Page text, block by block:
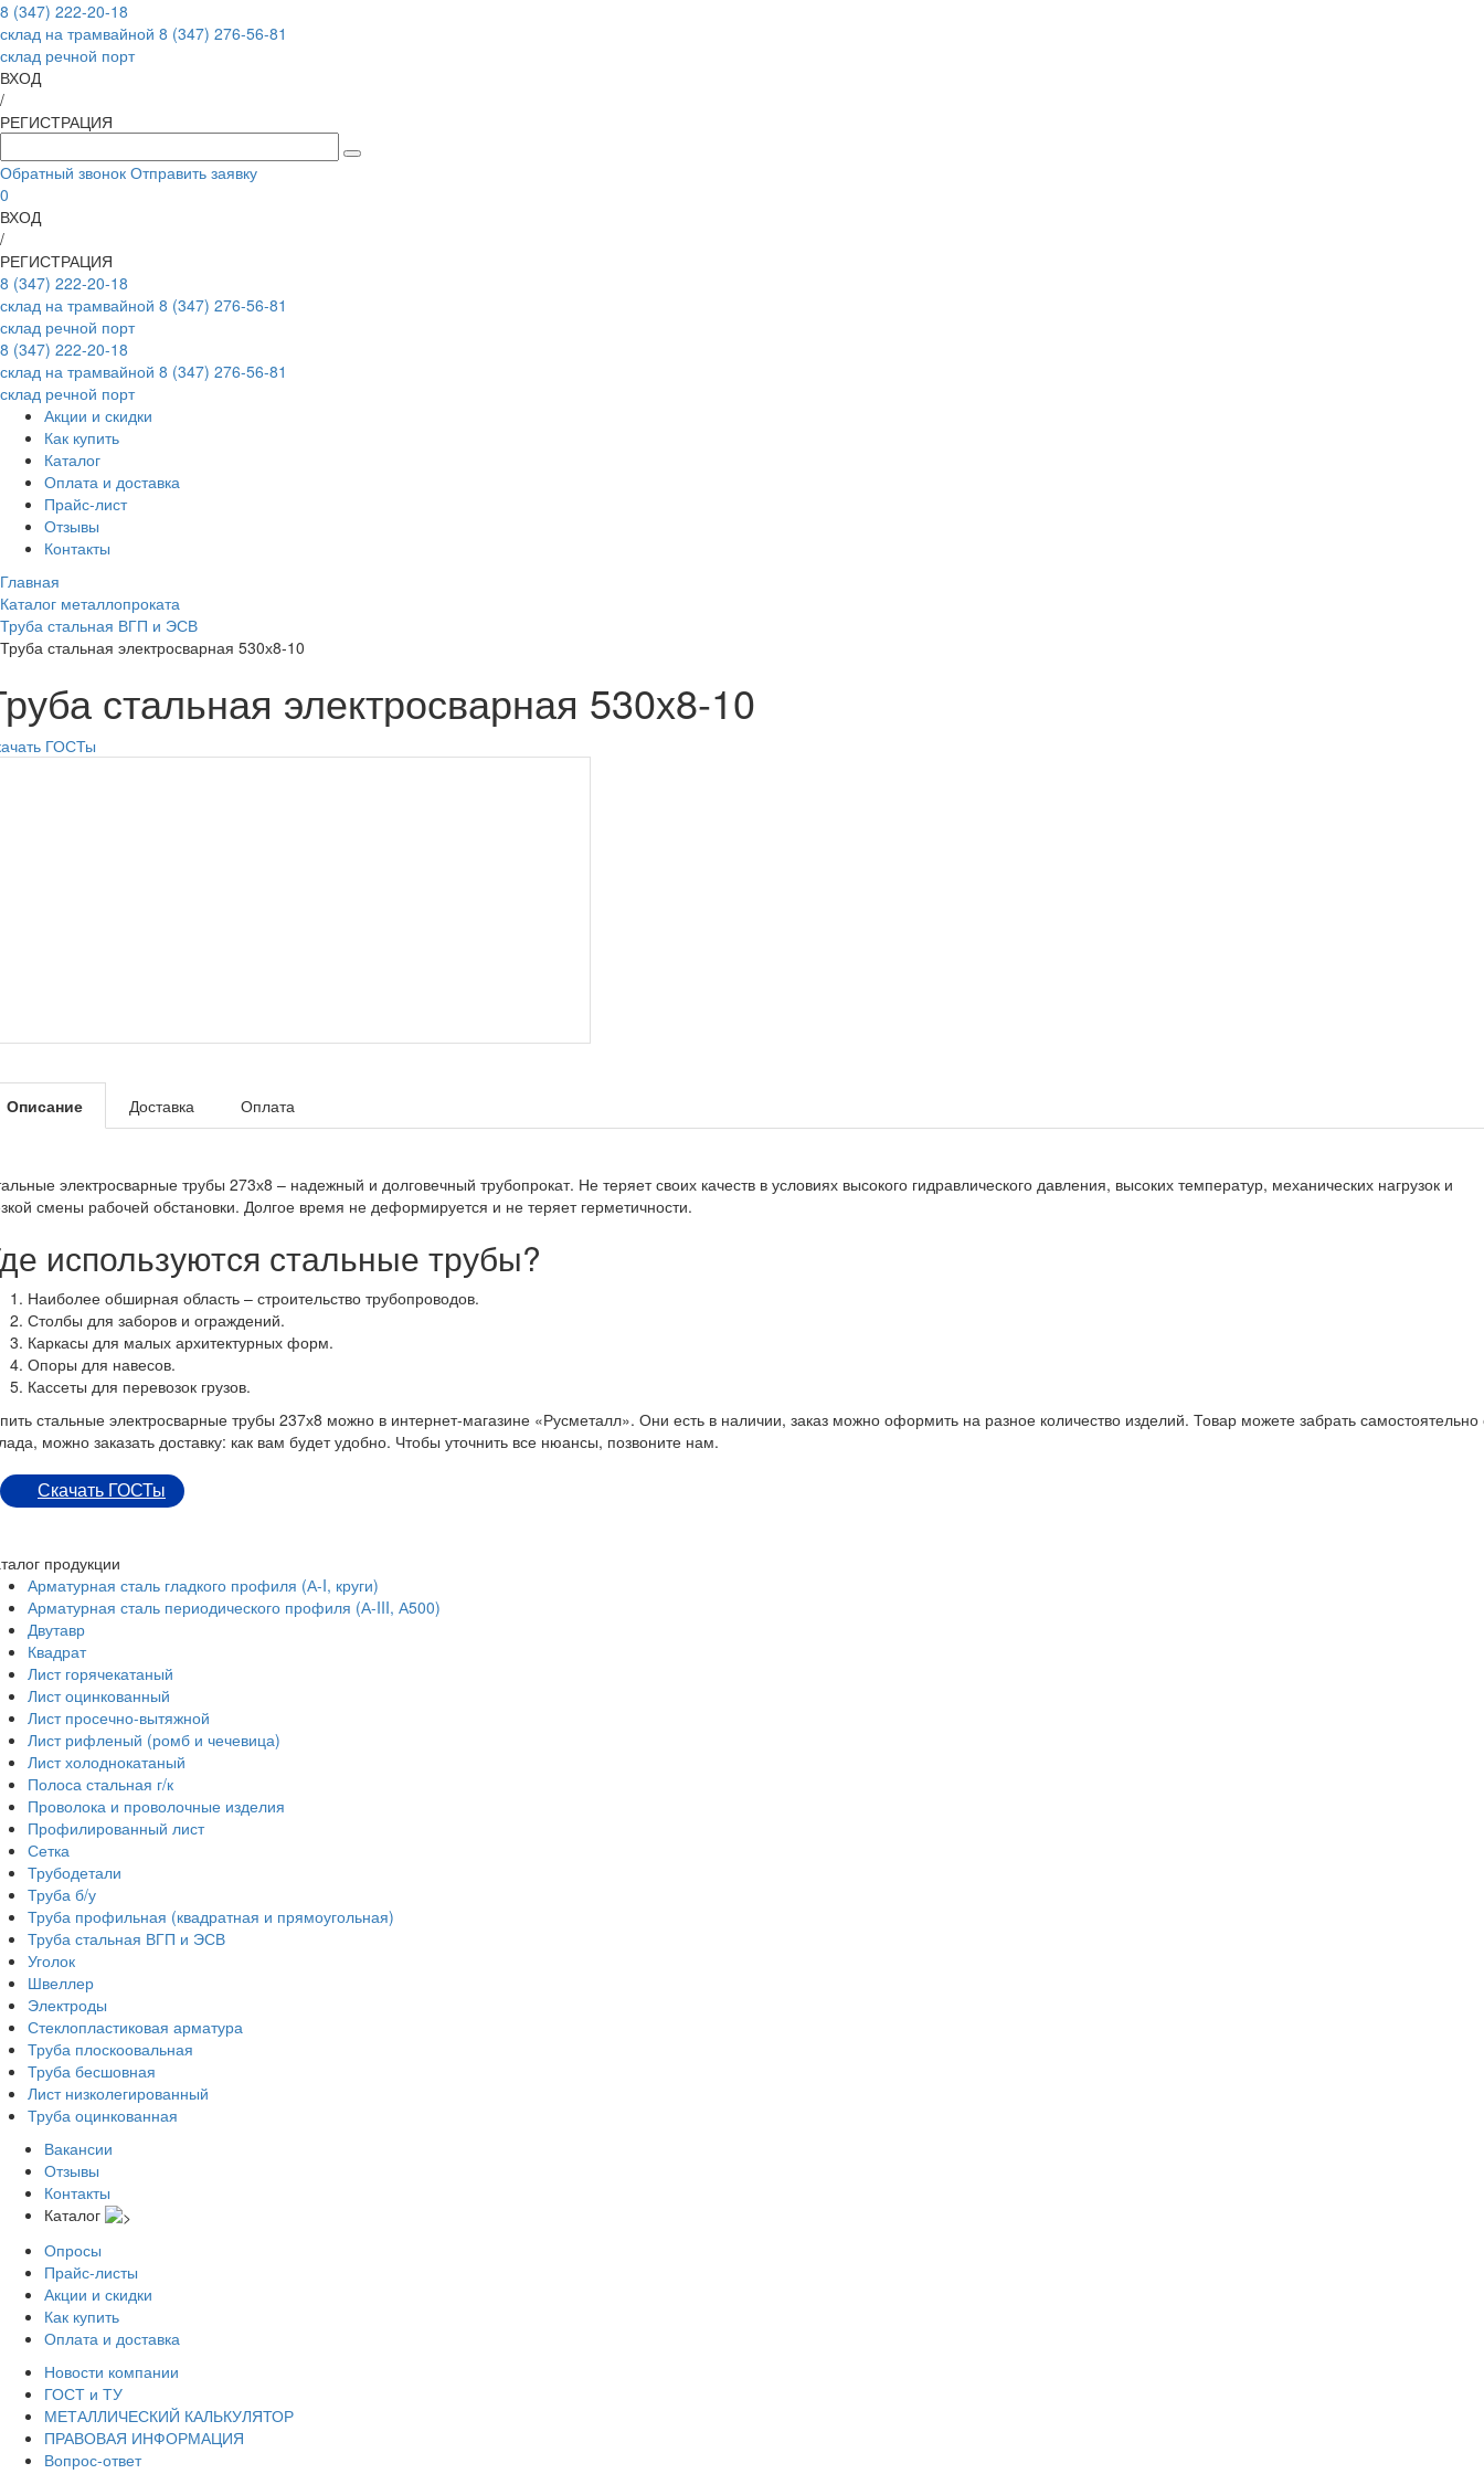
8 (347) 222-20-18
склад на трамвайной 8 (347) 276-56-81
склад речной порт
ВХОД
/
РЕГИСТРАЦИЯ
Обратный звонок Отправить заявку
0
ВХОД
/
РЕГИСТРАЦИЯ
8 (347) 222-20-18
склад на трамвайной 8 (347) 276-56-81
склад речной порт
8 (347) 222-20-18
склад на трамвайной 8 (347) 276-56-81
склад речной порт
Акции и скидки
Как купить
Каталог
Оплата и доставка
Прайс-лист
Отзывы
Контакты
Главная
Каталог металлопроката
Труба стальная ВГП и ЭСВ
Труба стальная электросварная 530х8-10
стальная электросварная 530х8-10
ГОСТы
Описание Доставка Оплата
электросварные трубы 273х8 – надежный и долговечный трубопрокат. Не теряет своих качеств в условиях высокого гидравлического давления, высоких температур, механических нагрузок и
смены рабочей обстановки. Долгое время не деформируется и не теряет герметичности.
используются стальные трубы?
Наиболее обширная область – строительство трубопроводов.
Столбы для заборов и ограждений.
Каркасы для малых архитектурных форм.
Опоры для навесов.
Кассеты для перевозок грузов.
стальные электросварные трубы 237х8 можно в интернет-магазине «Русметалл». Они есть в наличии, заказ можно оформить на разное количество изделий. Товар можете забрать самостоятельно
можно заказать доставку: как вам будет удобно. Чтобы уточнить все нюансы, позвоните нам.
Скачать ГОСТы
продукции
Арматурная сталь гладкого профиля (А-I, круги)
Арматурная сталь периодического профиля (А-III, А500)
Двутавр
Квадрат
Лист горячекатаный
Лист оцинкованный
Лист просечно-вытяжной
Лист рифленый (ромб и чечевица)
Лист холоднокатаный
Полоса стальная г/к
Проволока и проволочные изделия
Профилированный лист
Сетка
Трубодетали
Труба б/у
Труба профильная (квадратная и прямоугольная)
Труба стальная ВГП и ЭСВ
Уголок
Швеллер
Электроды
Стеклопластиковая арматура
Труба плоскоовальная
Труба бесшовная
Лист низколегированный
Труба оцинкованная
Вакансии
Отзывы
Контакты
Каталог
Опросы
Прайс-листы
Акции и скидки
Как купить
Оплата и доставка
Новости компании
ГОСТ и ТУ
МЕТАЛЛИЧЕСКИЙ КАЛЬКУЛЯТОР
ПРАВОВАЯ ИНФОРМАЦИЯ
Вопрос-ответ